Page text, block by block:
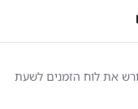
את לוח הזמנים לשעת